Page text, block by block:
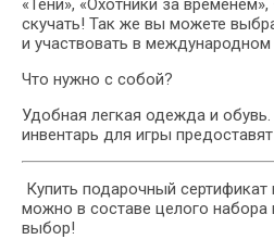
«Тени», «Охотники за
скучать! Так же вы можете
и участвовать в международном
Что нужно с собой?
Удобная легкая одежда и
инвентарь для игры
Купить подарочный сертификат
можно в составе целого набора
выбор!